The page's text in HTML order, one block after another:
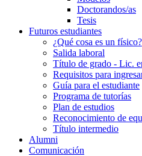
Doctorandos/as
Tesis
Futuros estudiantes
¿Qué cosa es un físico?
Salida laboral
Título de grado - Lic.
Requisitos para
Guía para el estudiante
Programa de tutorías
Plan de estudios
Reconocimiento de
Título intermedio
Alumni
Comunicación